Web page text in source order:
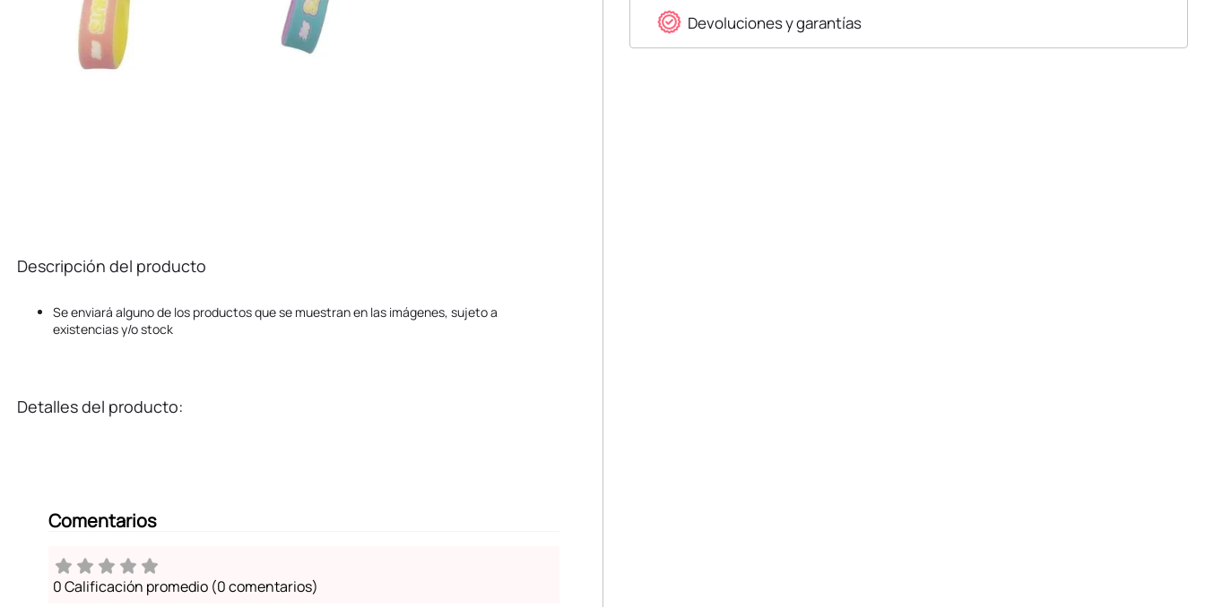
Descripción del producto
Se enviará alguno de los productos que se muestran en las imágenes, sujeto a
existencias y/o stock
Detalles del producto:
Comentarios
0 Calificación promedio (0 comentarios)
Devoluciones y garantías